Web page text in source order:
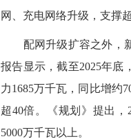
网、充电网络升级，支撑
配网升级扩容之外，新
报告显示，截至2025年底
力1685万千瓦，同比增约
超40倍。《规划》提出
5000万千瓦以上。